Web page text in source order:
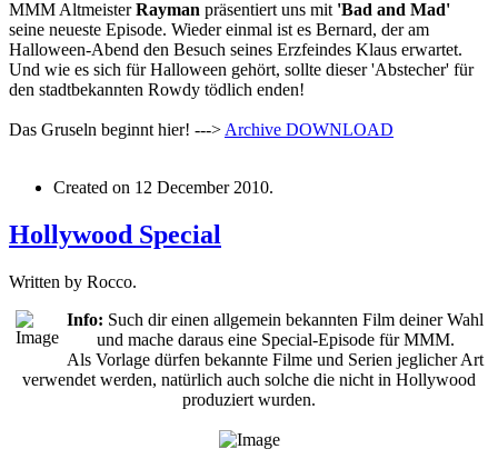
MMM AltmeisterRayman präsentiert uns mit 'Bad and Mad'
seine neueste Episode. Wieder einmal ist es Bernard, der am
Halloween-Abend den Besuch seines Erzfeindes Klaus erwartet.
Und wie es sich für Halloween gehört, sollte dieser 'Abstecher' für
den stadtbekannten Rowdy tödlich enden!
Das Gruseln beginnt hier! ---> Archive DOWNLOAD
Created on 12 December 2010.
Hollywood Special
Written by Rocco.
Info: Such dir einen allgemein bekannten Film deiner Wahl
und mache daraus eine Special-Episode für MMM.
Als Vorlage dürfen bekannte Filme und Serien jeglicher Art
verwendet werden, natürlich auch solche die nicht in Hollywood
produziert wurden.